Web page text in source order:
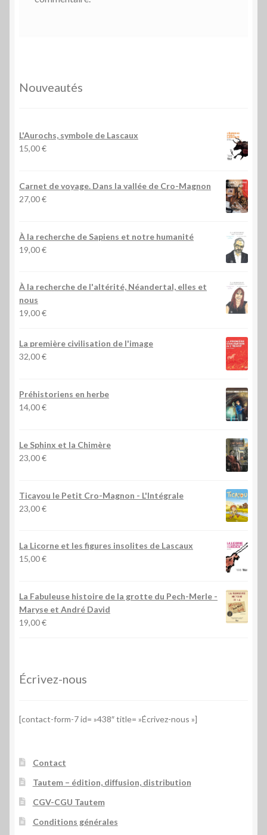
Nouveautés
L'Aurochs, symbole de Lascaux
15,00€
Carnet de voyage. Dans la vallée de Cro-Magnon
27,00€
À la recherche de Sapiens et notre humanité
19,00€
À la recherche de l'altérité, Néandertal, elles et
nous
19,00€
La première civilisation de l'image
32,00€
Préhistoriens en herbe
14,00€
Le Sphinx et la Chimère
23,00€
Ticayou le Petit Cro-Magnon - L'Intégrale
23,00€
La Licorne et les figures insolites de Lascaux
15,00€
La Fabuleuse histoire de la grotte du Pech-Merle -
Maryse et André David
19,00€
Écrivez-nous
[contact-form-7 id= »438″ title= »Écrivez-nous »]
Contact
Tautem – édition, diffusion, distribution
CGV-CGU Tautem
Conditions générales